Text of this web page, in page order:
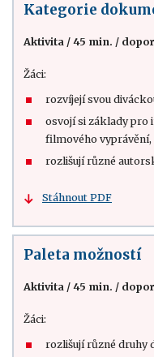
Kategorie
Aktivita / 45 min. /
Žáci:
rozvíjejí svou
osvojí si základy pro
filmového vyprávění,
rozlišují různé
Stáhnout PDF
Paleta možností
Aktivita / 45 min. /
Žáci:
rozlišují různé druhy